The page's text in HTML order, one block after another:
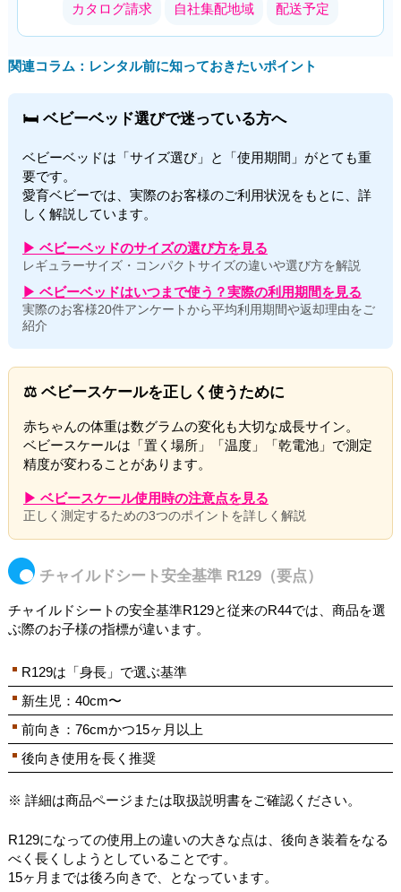
カタログ請求 自社集配地域 配送予定
関連コラム：レンタル前に知っておきたいポイント
🛏 ベビーベッド選びで迷っている方へ
ベビーベッドは「サイズ選び」と「使用期間」がとても重
要です。
愛育ベビーでは、実際のお客様のご利用状況をもとに、詳
しく解説しています。
▶ ベビーベッドのサイズの選び方を見る
レギュラーサイズ・コンパクトサイズの違いや選び方を解説
▶ ベビーベッドはいつまで使う？実際の利用期間を見る
実際のお客様20件アンケートから平均利用期間や返却理由をご
紹介
⚖ ベビースケールを正しく使うために
赤ちゃんの体重は数グラムの変化も大切な成長サイン。
ベビースケールは「置く場所」「温度」「乾電池」で測定
精度が変わることがあります。
▶ ベビースケール使用時の注意点を見る
正しく測定するための3つのポイントを詳しく解説
チャイルドシート安全基準 R129（要点）
チャイルドシートの安全基準R129と従来のR44では、商品を選
ぶ際のお子様の指標が違います。
R129は「身長」で選ぶ基準
新生児：40cm〜
前向き：76cmかつ15ヶ月以上
後向き使用を長く推奨
※ 詳細は商品ページまたは取扱説明書をご確認ください。
R129になっての使用上の違いの大きな点は、後向き装着をなる
べく長くしようとしていることです。
15ヶ月までは後ろ向きで、となっています。